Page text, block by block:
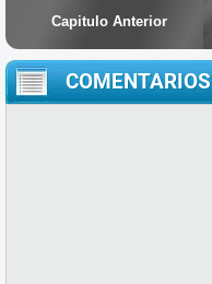
Capitulo Anterior
COMENTARIOS